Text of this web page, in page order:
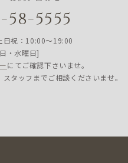
5555
祝：10:00〜19:00
・水曜日]
にてご確認下さいませ。
タッフまでご相談くださいませ。